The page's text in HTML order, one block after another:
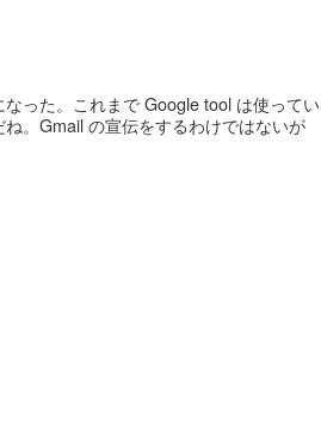
った。これまで Google tool は使ってい
。Gmail の宣伝をするわけではないが